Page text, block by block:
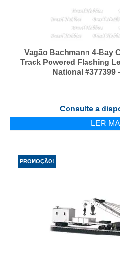
Vagão Bachmann 4-Bay
Track Powered Flashing
National #377399
Consulte a
LER
PROMOÇÃO!